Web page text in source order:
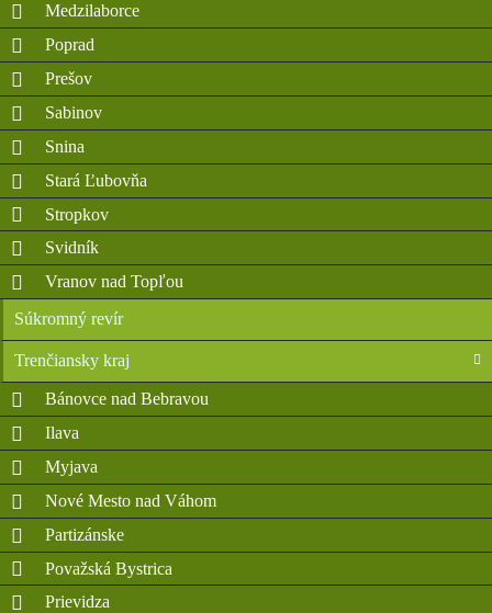
Medzilaborce
Poprad
Prešov
Sabinov
Snina
Stará Ľubovňa
Stropkov
Svidník
Vranov nad Topľou
Súkromný revír
Trenčiansky kraj
Bánovce nad Bebravou
Ilava
Myjava
Nové Mesto nad Váhom
Partizánske
Považská Bystrica
Prievidza